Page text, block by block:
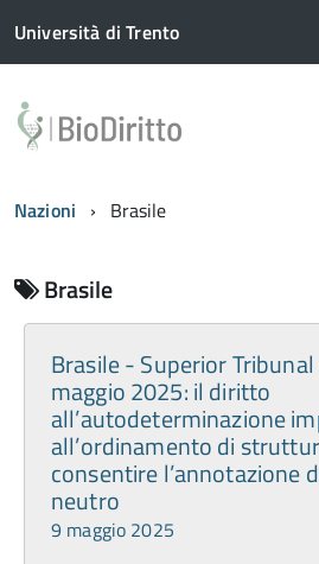
Università di Trento
Nazioni Brasile
Brasile
Brasile - Superior Tribunal
maggio 2025: il diritto
all’autodeterminazione
all’ordinamento di
consentire l’annotazione
neutro
9 maggio 2025